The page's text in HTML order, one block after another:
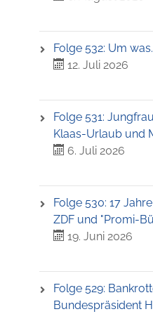
Folge 532: Um
12. Juli 2026
Folge 531:
Klaas-Urlaub und
6. Juli 2026
Folge 530: 17
ZDF und "Promi-
19. Juni 2026
Folge 529:
Bundespräsident